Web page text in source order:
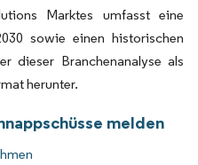
Marktes umfasst eine
sowie einen historischen
dieser Branchenanalyse als
herunter.
melden